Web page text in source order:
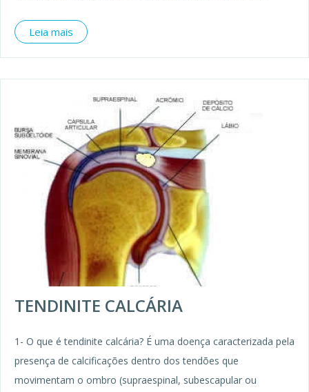
Leia mais
TENDINITE CALCÁRIA
1- O que é tendinite calcária? É uma doença caracterizada pela
presença de calcificações dentro dos tendões que
movimentam o ombro (supraespinal, subescapular ou